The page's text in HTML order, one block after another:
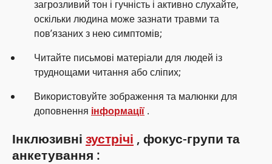
загрозливий тон і гучність і активно слухайте,
оскільки людина може зазнати травми та
пов’язаних з нею симптомів;
Читайте письмові матеріали для людей із
труднощами читання або сліпих;
Використовуйте зображення та малюнки для
доповнення інформації .
Інклюзивні зустрічі , фокус-групи та
анкетування :